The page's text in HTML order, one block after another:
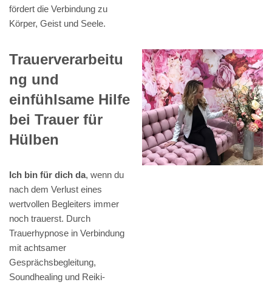
fördert die Verbindung zu
Körper, Geist und Seele.
Trauerverarbeitu
ng und
einfühlsame Hilfe
bei Trauer für
Hülben
Ich bin für dich da, wenn du
nach dem Verlust eines
wertvollen Begleiters immer
noch trauerst. Durch
Trauerhypnose in Verbindung
mit achtsamer
Gesprächsbegleitung,
Soundhealing und Reiki-